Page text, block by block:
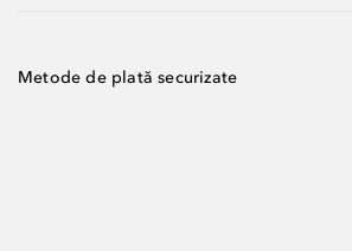
Metode de plată securizate